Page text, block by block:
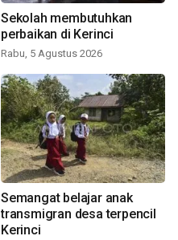
Sekolah membutuhkan
perbaikan di Kerinci
Rabu, 5 Agustus 2026
Semangat belajar anak
transmigran desa terpencil
Kerinci